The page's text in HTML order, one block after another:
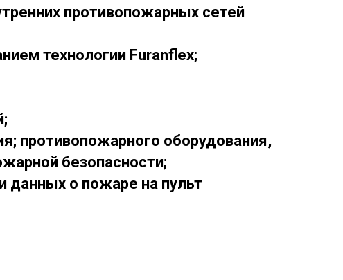
противопожарных сетей
технологии Furanflex;
противопожарного оборудования,
безопасности;
данных о пожаре на пульт